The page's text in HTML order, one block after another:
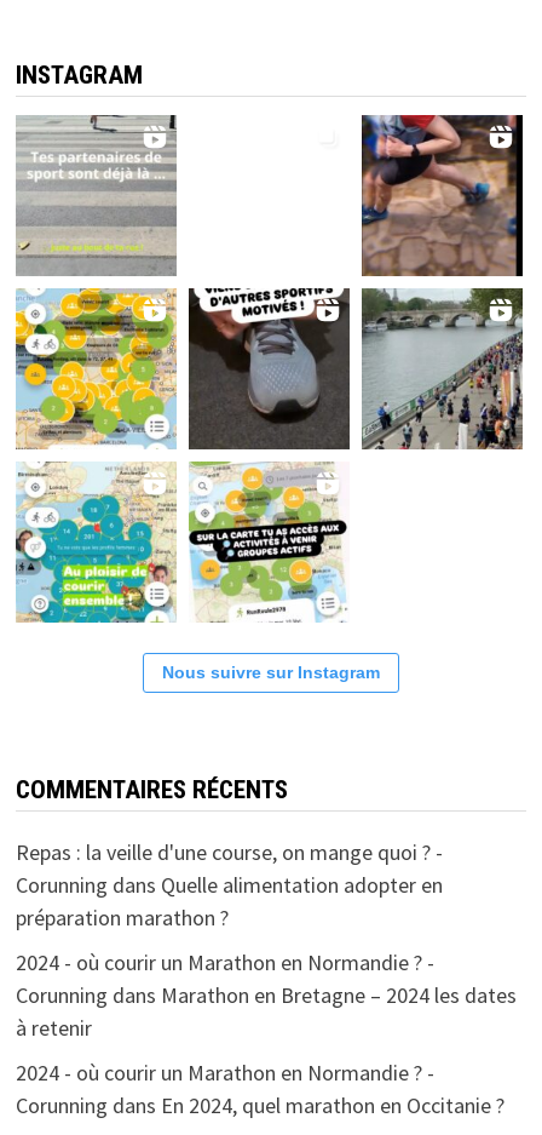
INSTAGRAM
Nous suivre sur Instagram
COMMENTAIRES RÉCENTS
Repas : la veille d'une course, on mange quoi ? -
Corunning dans Quelle alimentation adopter en
préparation marathon ?
2024 - où courir un Marathon en Normandie ? -
Corunning dans Marathon en Bretagne – 2024 les dates
à retenir
2024 - où courir un Marathon en Normandie ? -
Corunning dans En 2024, quel marathon en Occitanie ?